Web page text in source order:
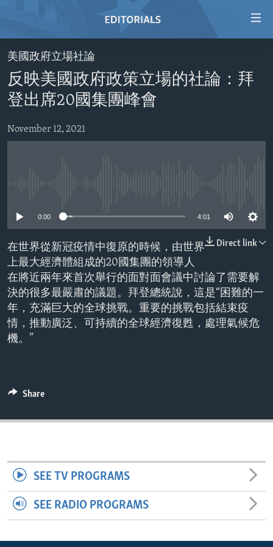
Skip
to
main
content
Skip
to
main
HOME
VIDEO
RADIO
REGIONS
EUROPE
MIDDLE EAST
AID AND DEVELOPMENT
DEMOCRACY AND GOVERNANCE
ECONOMY AND TRADE
ENVIRONMENT AND HEALTH
IDEALS AND INSTITUTIONS
FOLLOW US
美國政府立場社論
反映美國政府政策立場的社論：拜
登出席20國集團峰會
November 12, 2021
0:00 4:01
Direct link
在世界從新冠疫情中復原的時候，由世界
上最大經濟體組成的20國集團的領導人
在將近兩年來首次舉行的面對面會議中討論了需要解
決的很多最嚴肅的議題。拜登總統說，這是“困難的一
年，充滿巨大的全球挑戰。重要的挑戰包括結束疫
情，推動廣泛、可持續的全球經濟復甦，處理氣候危
機。”
Share
SEE TV PROGRAMS
SEE RADIO PROGRAMS